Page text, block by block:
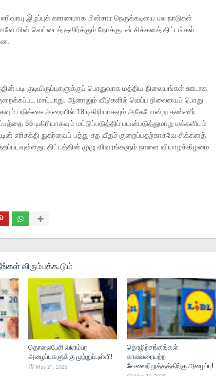
இழப்புக் காரணமாக மின்சார நெருக்கடியை பல நாடுகள்
மின் வெட்டைத் தவிர்க்கும் நோக்குடன் சிக்கனத் திட்டங்கள்
படி குடியிருப்புகளுக்குப் பொதுவாக மத்திய நிலையங்கள் ஊடாக
மாட்டாது. ஆனாலும் வீடுகளில் வெப்ப நிலையைப் பொது
படுக்கை அறையில் 18 டிகிரியாகவும் அதேபோன்று தண்ணீர்
55 டிகிரியாகவும் மட்டுப்படுத்திப் பயன்படுத்துமாறு மக்களிடம்
எரிசக்தி நுகர்வைப் பத்து சத வீதம் குறைப்பதற்காகவே சிக்கனத்
திட்டத்தின் முழு விவரங்களும் நாளை வியாழக்கிழமை
விரும்பக்கூடும்
தொலைபேசி விளம்பர
அழைப்புகளுக்கு முற்றுப்புள்ளி!
May 21, 2025
தொழிற்சங்கங்கள்
காலவரையற்ற
வேலைநிறுத்தத்திற்கு அழைப்பு!